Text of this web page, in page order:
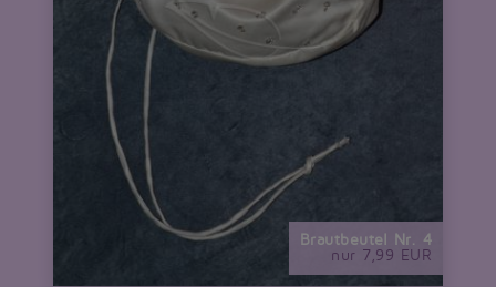
Brautbeutel Nr. 4
nur 7,99 EUR